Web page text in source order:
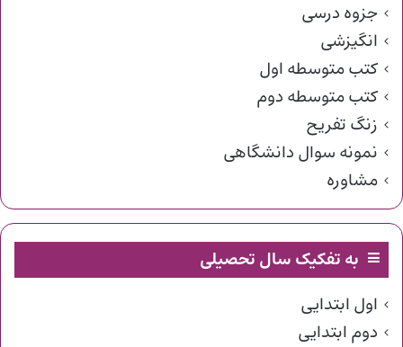
جزوه درسی
انگیزشی
کتب متوسطه اول
کتب متوسطه دوم
زنگ تفریح
نمونه سوال دانشگاهی
مشاوره
به تفکیک سال تحصیلی
اول ابتدایی
دوم ابتدایی